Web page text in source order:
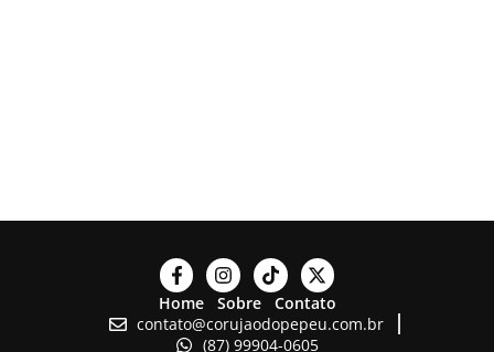
Home Sobre
Contato
contato@corujaodopepeu.com.br
(87) 99904-0605